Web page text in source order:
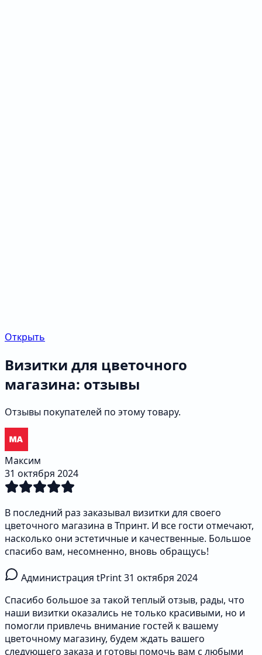
Открыть
Визитки для цветочного
магазина: отзывы
Отзывы покупателей по этому товару.
Максим
31 октября 2024
В последний раз заказывал визитки для своего
цветочного магазина в Тпринт. И все гости отмечают,
насколько они эстетичные и качественные. Большое
спасибо вам, несомненно, вновь обращусь!
Администрация tPrint31 октября 2024
Спасибо большое за такой теплый отзыв, рады, что
наши визитки оказались не только красивыми, но и
помогли привлечь внимание гостей к вашему
цветочному магазину, будем ждать вашего
следующего заказа и готовы помочь вам с любыми